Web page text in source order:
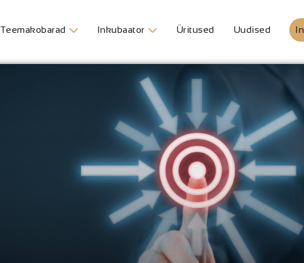
Teemakobarad Inkubaator Üritused Uudised